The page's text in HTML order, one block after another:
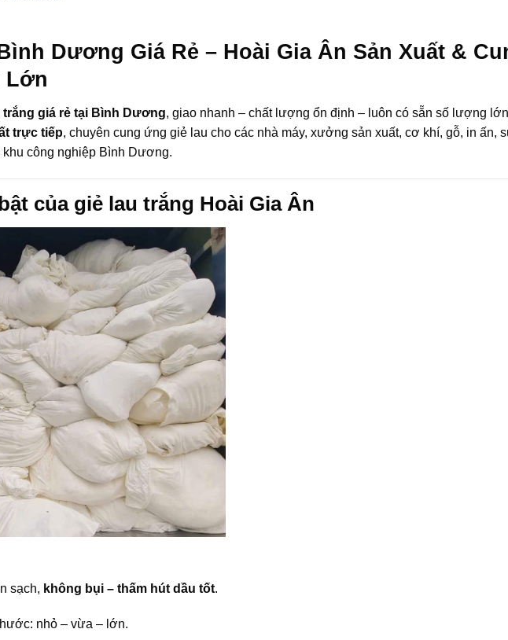
Dương Giá Rẻ – Hoài Gia Ân Sản Xuất &
Lớn
trắng giá rẻ tại Bình Dương, giao nhanh – chất lượng ổn định – luôn có sẵn số lượng
trực tiếp, chuyên cung ứng giẻ lau cho các nhà máy, xưởng sản xuất, cơ khí, gỗ, in ấn,
công nghiệp Bình Dương.
của giẻ lau trắng Hoài Gia Ân
sạch, không bụi – thấm hút dầu tốt.
nhỏ – vừa – lớn.